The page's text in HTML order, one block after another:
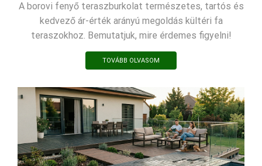
A borovi fenyő teraszburkolat természetes, tartós és
kedvező ár-érték arányú megoldás kültéri fa
teraszokhoz. Bemutatjuk, mire érdemes figyelni!
TOVÁBB OLVASOM